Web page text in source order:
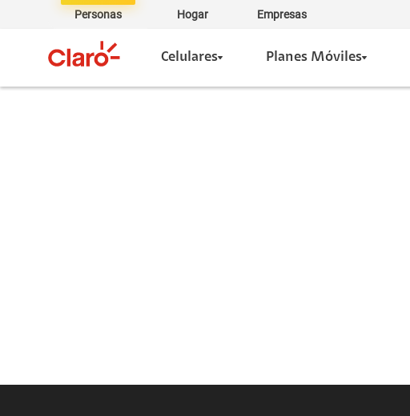
Personas Hogar Empresas
Celulares Planes Móviles